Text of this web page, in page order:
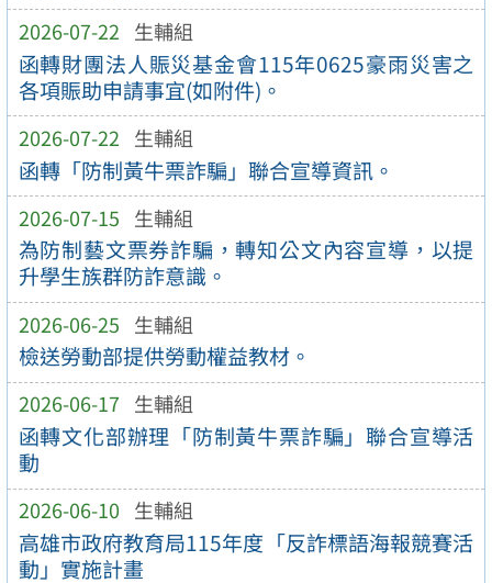
2026-07-22 生輔組
函轉財團法人賑災基金會115年0625豪雨災害之
各項賑助申請事宜(如附件)。
2026-07-22 生輔組
函轉「防制黃牛票詐騙」聯合宣導資訊。
2026-07-15 生輔組
為防制藝文票券詐騙，轉知公文內容宣導，以提
升學生族群防詐意識。
2026-06-25 生輔組
檢送勞動部提供勞動權益教材。
2026-06-17 生輔組
函轉文化部辦理「防制黃牛票詐騙」聯合宣導活
動
2026-06-10 生輔組
高雄市政府教育局115年度「反詐標語海報競賽活
動」實施計畫